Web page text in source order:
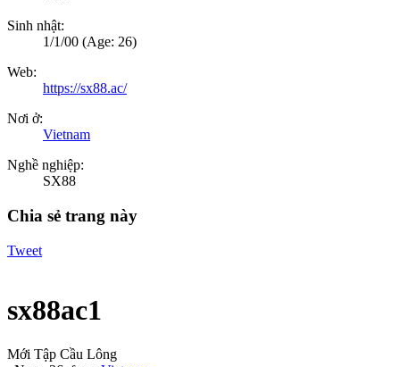
Sinh nhật:
1/1/00 (Age: 26)
Web:
https://sx88.ac/
Nơi ở:
Vietnam
Nghề nghiệp:
SX88
Chia sẻ trang này
Tweet
sx88ac1
Mới Tập Cầu Lông